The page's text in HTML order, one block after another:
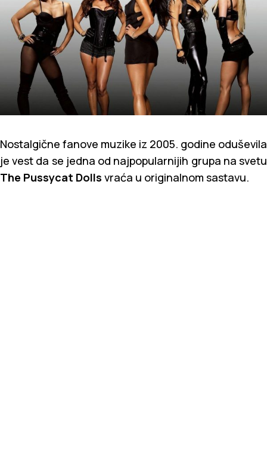
Nostalgične fanove muzike iz 2005. godine oduševila
je vest da se jedna od najpopularnijih grupa na svetu
The Pussycat Dolls vraća u originalnom sastavu.